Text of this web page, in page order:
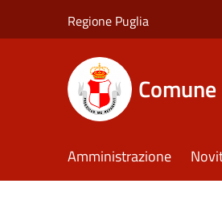
Regione Puglia
Amministrazione